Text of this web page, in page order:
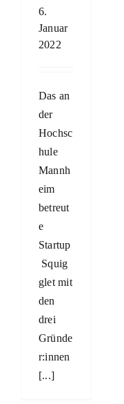
6.
Januar
2022
Das an
der
Hochsc
hule
Mannh
eim
betreut
e
Startup
Squig
glet mit
den
drei
Gründe
r:innen
[...]